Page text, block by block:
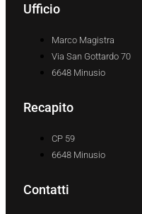
Ufficio
Marco Magistra
Via San Gottardo 70
6648 Minusio
Recapito
CP 59
6648 Minusio
Contatti